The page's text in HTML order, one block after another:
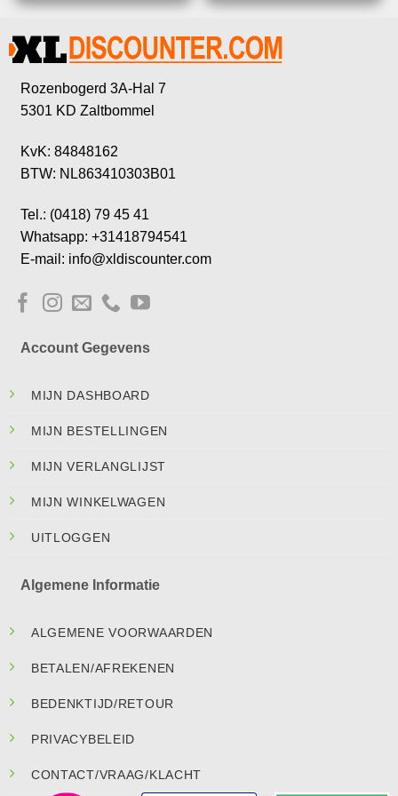
Rozenbogerd 3A-Hal 7
5301 KD Zaltbommel
KvK: 84848162
BTW: NL863410303B01
Tel.: (0418) 79 45 41
Whatsapp: +31418794541
E-mail: info@xldiscounter.com
Account Gegevens
MIJN DASHBOARD
MIJN BESTELLINGEN
MIJN VERLANGLIJST
MIJN WINKELWAGEN
UITLOGGEN
Algemene Informatie
ALGEMENE VOORWAARDEN
BETALEN/AFREKENEN
BEDENKTIJD/RETOUR
PRIVACYBELEID
CONTACT/VRAAG/KLACHT